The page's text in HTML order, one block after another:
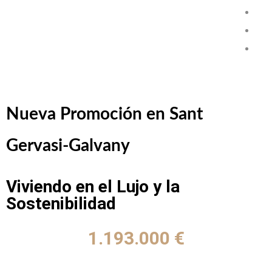
Nueva Promoción en Sant
Gervasi-Galvany
Viviendo en el Lujo y la
Sostenibilidad
1.193.000 €